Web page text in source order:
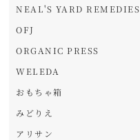
NEAL'S YARD REMEDIES
OFJ
ORGANIC PRESS
WELEDA
おもちゃ箱
みどりえ
アリサン